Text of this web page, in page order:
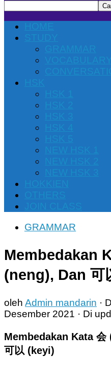
HOME
STUDY
GRAMMAR
VOCABULARY
HSK
HSK 1
HSK 2
HSK 3
HSK 4
HSK 5
NEW HSK 1
NEW HSK 2
NEW HSK 3
HOKKIEN
OTHERS
JOIN CLASS
GRAMMAR
Membedakan
(neng), Dan 可
oleh Admin mandarin ·
Desember 2021 · Di
Membedakan Kata 会
可以 (keyi)